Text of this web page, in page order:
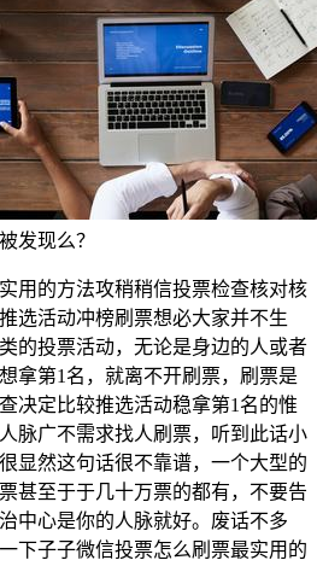
发现么？
用的方法攻稍稍信投票检查核对核
选活动冲榜刷票想必大家并不生
的投票活动，无论是身边的人或者
拿第1名，就离不开刷票，刷票是
决定比较推选活动稳拿第1名的惟
脉广不需求找人刷票，听到此话小
显然这句话很不靠谱，一个大型的
甚至于于几十万票的都有，不要告
中心是你的人脉就好。废话不多
下子子微信投票怎么刷票最实用的